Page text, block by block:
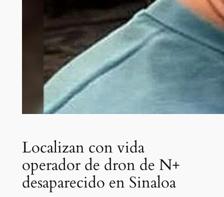
Localizan con vida
operador de dron de N+
desaparecido en Sinaloa